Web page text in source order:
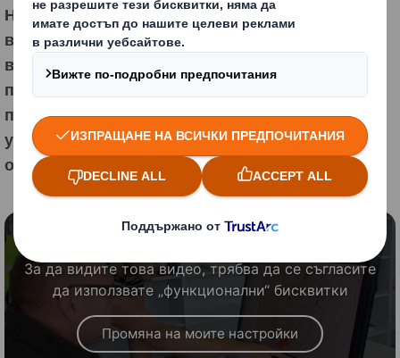
Ние сме различни, защото разбираме
възможността опаковките да играят важна роля
в един променящ се свят. Нашата Цел е да
помагаме на нашите клиенти да откликват на
променящите се навици за пазаруване с
устойчивите опаковъчни решения, от които
обществото се нуждае.
Блокирано съдържание
За да видите това видео, трябва да се съгласите
да използвате „функционални“ бисквитки
Промяна на моите настройки